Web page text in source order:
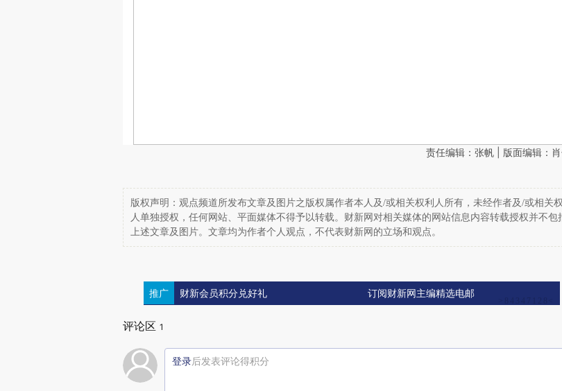
责任编辑：张帆 | 版面编辑：
版权声明：观点频道所发布文章及图片之版权属作者本人及/或相关权利人所有，未经作者及/或相关
人单独授权，任何网站、平面媒体不得予以转载。财新网对相关媒体的网站信息内容转载授权并不包
上述文章及图片。文章均为作者个人观点，不代表财新网的立场和观点。
推广 财新会员积分兑好礼 订阅财新网主编精选电邮
评论区 1
登录后发表评论得积分